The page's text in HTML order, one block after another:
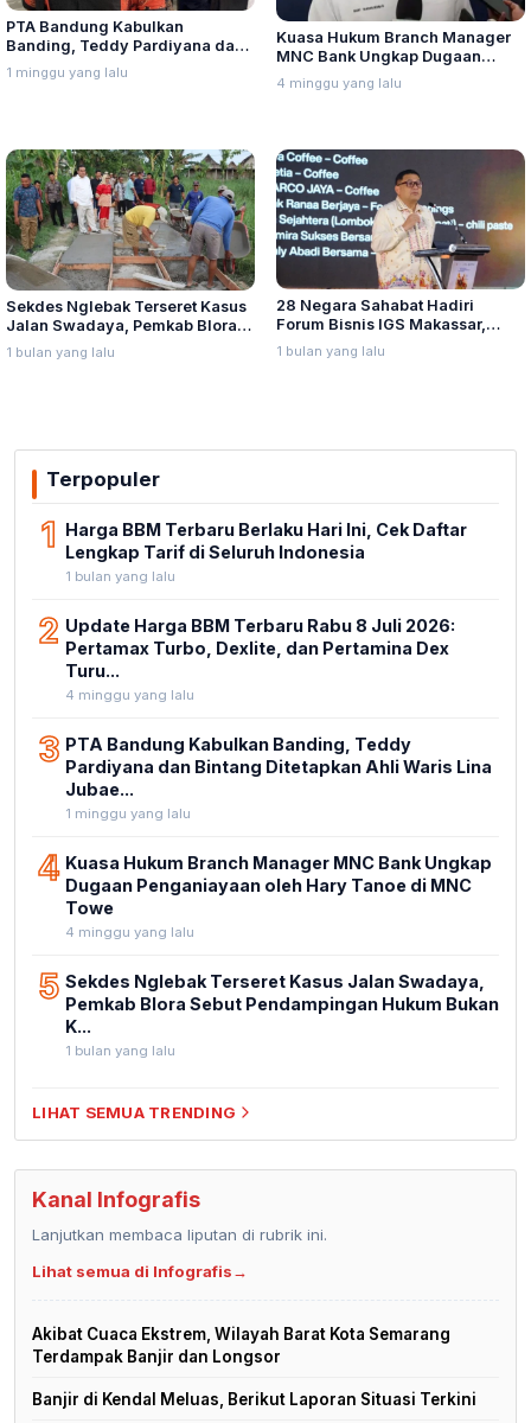
PTA Bandung Kabulkan
Banding, Teddy Pardiyana dan
Bintang Ditetapkan Ahli Waris
Lina Jubaedah
1 minggu yang lalu
Kuasa Hukum Branch Manager
MNC Bank Ungkap Dugaan
Penganiayaan oleh Hary Tanoe
di MNC Towe
4 minggu yang lalu
Sekdes Nglebak Terseret Kasus
Jalan Swadaya, Pemkab Blora
Sebut Pendampingan Hukum
Bukan Kewenangannya
1 bulan yang lalu
28 Negara Sahabat Hadiri
Forum Bisnis IGS Makassar,
Munafri Tawarkan Investasi
Stadion Untia
1 bulan yang lalu
Terpopuler
1 Harga BBM Terbaru Berlaku Hari Ini, Cek Daftar
Lengkap Tarif di Seluruh Indonesia
1 bulan yang lalu
2 Update Harga BBM Terbaru Rabu 8 Juli 2026:
Pertamax Turbo, Dexlite, dan Pertamina Dex
Turu...
4 minggu yang lalu
3 PTA Bandung Kabulkan Banding, Teddy
Pardiyana dan Bintang Ditetapkan Ahli Waris Lina
Jubae...
1 minggu yang lalu
4 Kuasa Hukum Branch Manager MNC Bank Ungkap
Dugaan Penganiayaan oleh Hary Tanoe di MNC
Towe
4 minggu yang lalu
5 Sekdes Nglebak Terseret Kasus Jalan Swadaya,
Pemkab Blora Sebut Pendampingan Hukum Bukan
K...
1 bulan yang lalu
LIHAT SEMUA TRENDING
Kanal Infografis
Lanjutkan membaca liputan di rubrik ini.
Lihat semua di Infografis→
Akibat Cuaca Ekstrem, Wilayah Barat Kota Semarang
Terdampak Banjir dan Longsor
Banjir di Kendal Meluas, Berikut Laporan Situasi Terkini